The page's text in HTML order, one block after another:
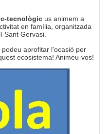
tecnològicus animem a
en família, organitzada
Sant Gervasi.
aprofitar l'ocasió per
ecosistema! Animeu-vos!